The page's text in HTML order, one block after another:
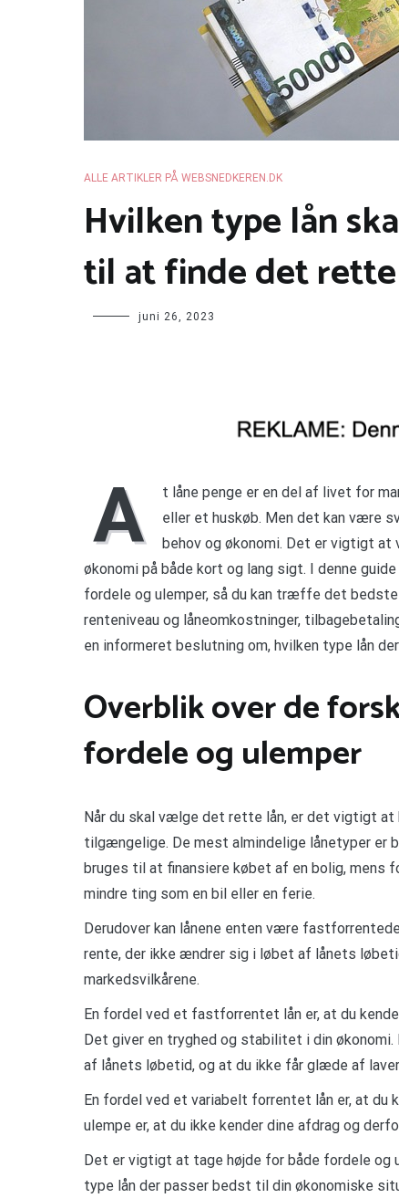
ALLE ARTIKLER PÅ WEBSNEDKEREN.DK
Hvilken type lån
til at finde det
juni 26, 2023
A
t låne penge er en del af livet for
eller et huskøb. Men det kan være
behov og økonomi. Det er vigtigt
økonomi på både kort og lang sigt. I denne
fordele og ulemper, så du kan træffe det
renteniveau og låneomkostninger,
en informeret beslutning om, hvilken type lån
Overblik over de
fordele og ulemper
Når du skal vælge det rette lån, er det vigtigt at
tilgængelige. De mest almindelige lånetyper er
bruges til at finansiere købet af en bolig, mens
mindre ting som en bil eller en ferie.
Derudover kan lånene enten være
rente, der ikke ændrer sig i løbet af lånets
markedsvilkårene.
En fordel ved et fastforrentet lån er, at du
Det giver en tryghed og stabilitet i din
af lånets løbetid, og at du ikke får glæde af
En fordel ved et variabelt forrentet lån er, at du
ulempe er, at du ikke kender dine afdrag og
Det er vigtigt at tage højde for både fordele og
type lån der passer bedst til din økonomiske